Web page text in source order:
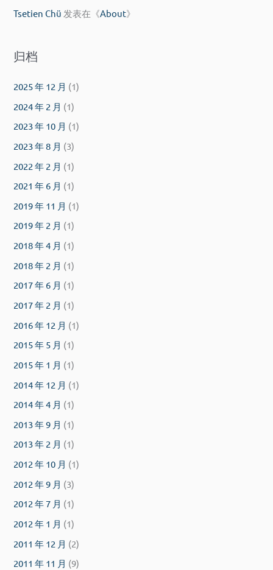
Tsetien Chü 发表在《About》
归档
2025 年 12 月 (1)
2024 年 2 月 (1)
2023 年 10 月 (1)
2023 年 8 月 (3)
2022 年 2 月 (1)
2021 年 6 月 (1)
2019 年 11 月 (1)
2019 年 2 月 (1)
2018 年 4 月 (1)
2018 年 2 月 (1)
2017 年 6 月 (1)
2017 年 2 月 (1)
2016 年 12 月 (1)
2015 年 5 月 (1)
2015 年 1 月 (1)
2014 年 12 月 (1)
2014 年 4 月 (1)
2013 年 9 月 (1)
2013 年 2 月 (1)
2012 年 10 月 (1)
2012 年 9 月 (3)
2012 年 7 月 (1)
2012 年 1 月 (1)
2011 年 12 月 (2)
2011 年 11 月 (9)